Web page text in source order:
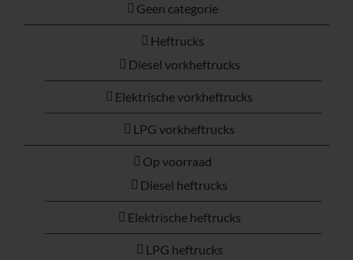
Geen categorie
Heftrucks
Diesel vorkheftrucks
Elektrische vorkheftrucks
LPG vorkheftrucks
Op voorraad
Diesel heftrucks
Elektrische heftrucks
LPG heftrucks